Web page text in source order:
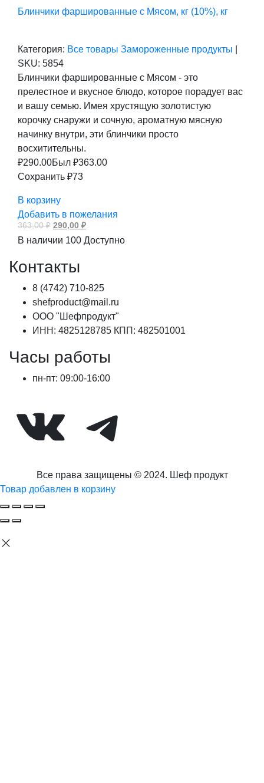
Блинчики фаршированные с Мясом, кг (10%), кг
Категория: Все товары Замороженные продукты
SKU: 5854
Блинчики фаршированные с Мясом - это
прелестное и вкусное блюдо, которое порадует вас
и вашу семью. Имея хрустящую золотистую
корочку снаружи и сочную, ароматную мясную
начинку внутри, эти блинчики просто
восхитительны.
₽290.00Был ₽363.00
Сохранить ₽73
В корзину
Добавить в пожелания
363,00₽ Первоначальная
составляла
363,00 ₽.
290,00 ₽Текущая
290,00 ₽.
В наличии 100 Доступно
Контакты
8 (4742) 710-825
shefproduct@mail.ru
ООО "Шефпродукт"
ИНН: 4825128785 КПП: 482501001
Часы работы
пн-пт: 09:00-16:00
ВКонтактеTelegram
Все права защищены © 2024. Шеф продукт
Товар добавлен в корзину